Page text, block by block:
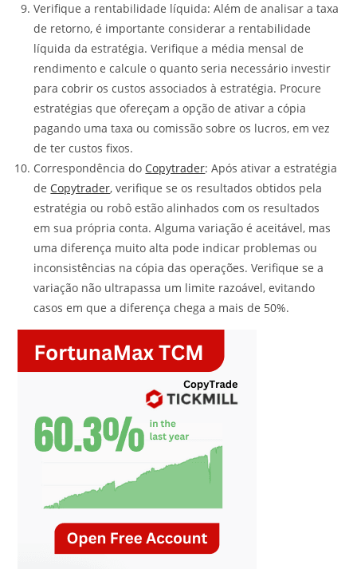
Verifique a rentabilidade líquida: Além de analisar a taxa
de retorno, é importante considerar a rentabilidade
líquida da estratégia. Verifique a média mensal de
rendimento e calcule o quanto seria necessário investir
para cobrir os custos associados à estratégia. Procure
estratégias que ofereçam a opção de ativar a cópia
pagando uma taxa ou comissão sobre os lucros, em vez
de ter custos fixos.
Correspondência do Copytrader: Após ativar a estratégia
de Copytrader, verifique se os resultados obtidos pela
estratégia ou robô estão alinhados com os resultados
em sua própria conta. Alguma variação é aceitável, mas
uma diferença muito alta pode indicar problemas ou
inconsistências na cópia das operações. Verifique se a
variação não ultrapassa um limite razoável, evitando
casos em que a diferença chega a mais de 50%.